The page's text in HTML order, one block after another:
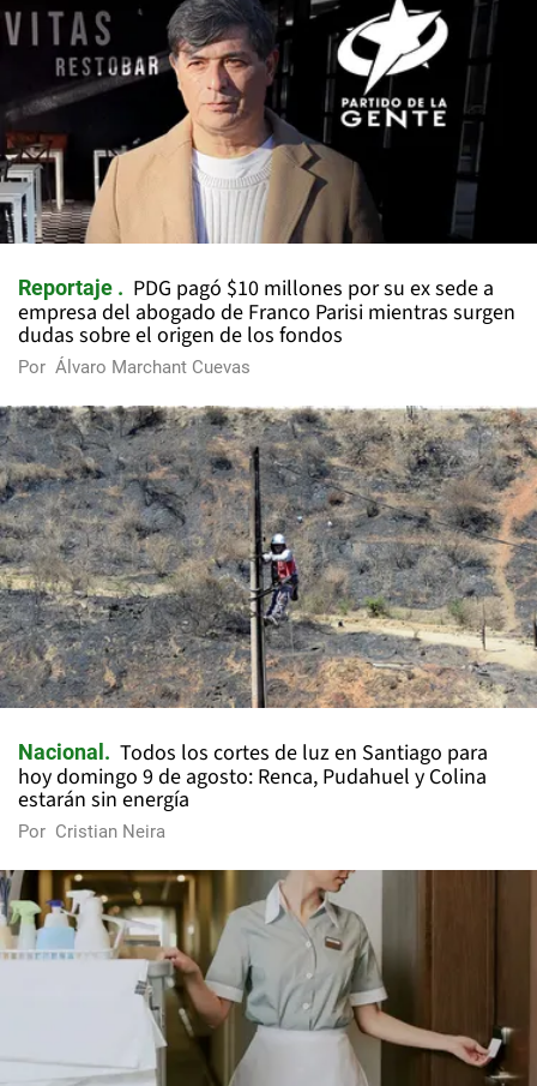
Reportaje
PDG pagó $10 millones por su ex sede a
empresa del abogado de Franco Parisi mientras surgen
dudas sobre el origen de los fondos
Por Álvaro Marchant Cuevas
Nacional
Todos los cortes de luz en Santiago para
hoy domingo 9 de agosto: Renca, Pudahuel y Colina
estarán sin energía
Por Cristian Neira